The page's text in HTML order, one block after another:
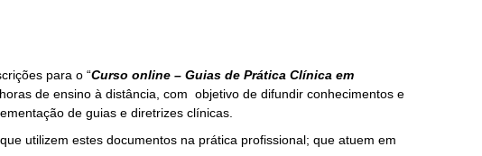
para o “Curso online – Guias de Prática Clínica em
de ensino à distância, com objetivo de difundir conhecimentos e
de guias e diretrizes clínicas.
utilizem estes documentos na prática profissional; que atuem em